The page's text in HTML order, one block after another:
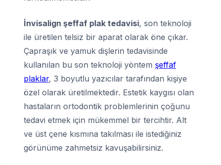
İnvisalign şeffaf plak tedavisi, son teknoloji
ile üretilen telsiz bir aparat olarak öne çıkar.
Çapraşık ve yamuk dişlerin tedavisinde
kullanılan bu son teknoloji yöntem şeffaf
plaklar, 3 boyutlu yazıcılar tarafından kişiye
özel olarak üretilmektedir. Estetik kaygısı olan
hastaların ortodontik problemlerinin çoğunu
tedavi etmek için mükemmel bir tercihtir. Alt
ve üst çene kısmına takılması ile istediğiniz
görünüme zahmetsiz kavuşabilirsiniz.